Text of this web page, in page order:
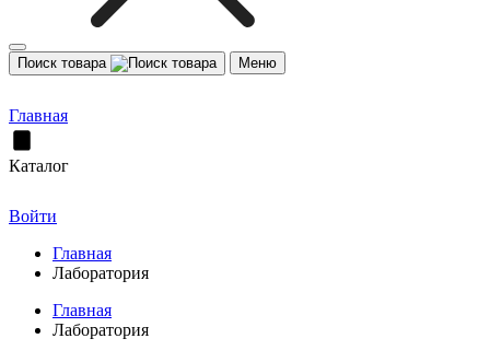
Поиск товара Меню
Главная
Каталог
Войти
Главная
Лаборатория
Главная
Лаборатория